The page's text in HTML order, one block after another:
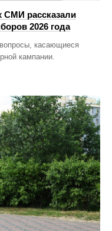
СМИ рассказали
2026 года
касающиеся
кампании.